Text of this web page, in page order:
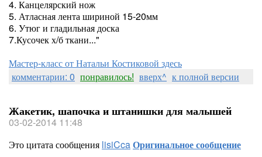
4. Канцелярский нож
5. Атласная лента шириной 15-20мм
6. Утюг и гладильная доска
7.Кусочек х/б ткани..."
Мастер-класс от Натальи Костиковой здесь
комментарии: 0 понравилось! вверх^ к полной версии
Жакетик, шапочка и штанишки для малышей
03-02-2014 11:48
Это цитата сообщения lisiCcaОригинальное сообщение